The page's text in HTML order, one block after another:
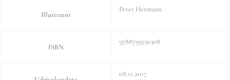
Illustrator
Peter Hermann
ISBN
9788793592308
08.11.2017